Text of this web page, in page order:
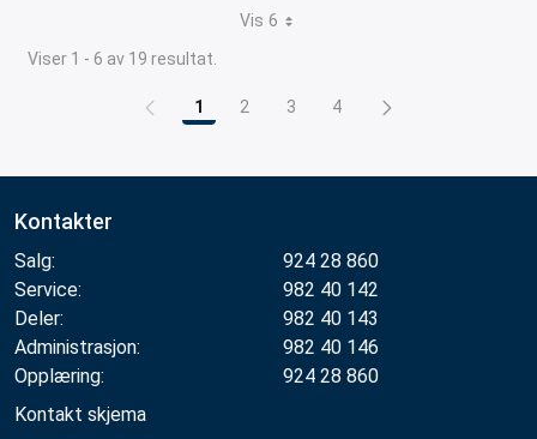
Vis 6
Viser 1 - 6 av 19 resultat.
Side
1 Side
2 Side
3 Side
4
Kontakter
Salg:
924 28 860
Service:
982 40 142
Deler:
982 40 143
Administrasjon:
982 40 146
Opplæring:
924 28 860
Kontakt skjema